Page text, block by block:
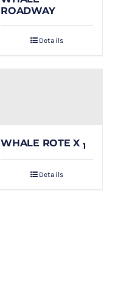
ROADWAY
Details
WHALE ROTE X 1
Details